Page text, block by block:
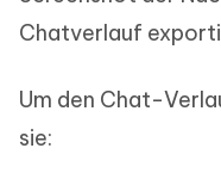
Chatverlauf
Um den Chat-
sie: